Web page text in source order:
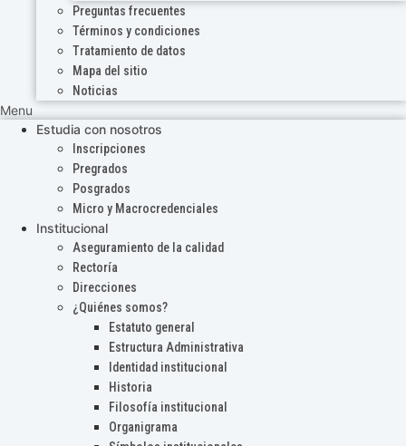
Preguntas frecuentes
Términos y condiciones
Tratamiento de datos
Mapa del sitio
Noticias
Menu
Estudia con nosotros
Inscripciones
Pregrados
Posgrados
Micro y Macrocredenciales
Institucional
Aseguramiento de la calidad
Rectoría
Direcciones
¿Quiénes somos?
Estatuto general
Estructura Administrativa
Identidad institucional
Historia
Filosofía institucional
Organigrama